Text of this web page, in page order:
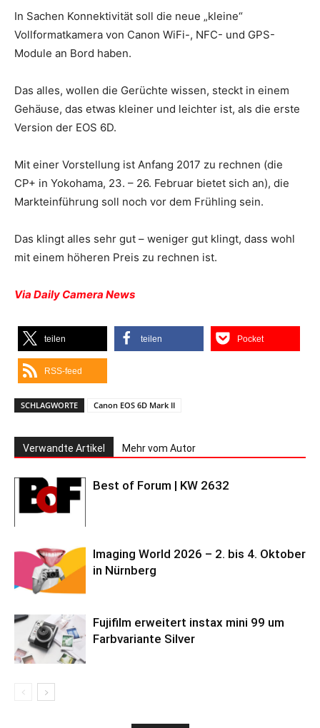
In Sachen Konnektivität soll die neue „kleine“
Vollformatkamera von Canon WiFi-, NFC- und GPS-
Module an Bord haben.
Das alles, wollen die Gerüchte wissen, steckt in einem
Gehäuse, das etwas kleiner und leichter ist, als die erste
Version der EOS 6D.
Mit einer Vorstellung ist Anfang 2017 zu rechnen (die
CP+ in Yokohama, 23. – 26. Februar bietet sich an), die
Markteinführung soll noch vor dem Frühling sein.
Das klingt alles sehr gut – weniger gut klingt, dass wohl
mit einem höheren Preis zu rechnen ist.
Via Daily Camera News
teilen teilen Pocket
RSS-feed
SCHLAGWORTE Canon EOS 6D Mark II
Verwandte Artikel Mehr vom Autor
Best of Forum | KW 2632
Imaging World 2026 – 2. bis 4. Oktober
in Nürnberg
Fujifilm erweitert instax mini 99 um
Farbvariante Silver